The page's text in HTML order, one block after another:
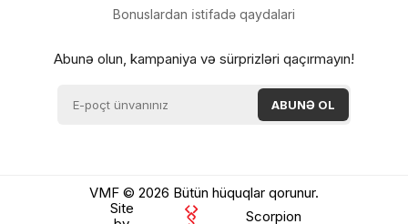
Bonuslardan i̇sti̇fadə qaydalari
Abunə olun, kampaniya və sürprizləri qaçırmayın!
VMF © 2026 Bütün hüquqlar qorunur.
Site
Scorpion